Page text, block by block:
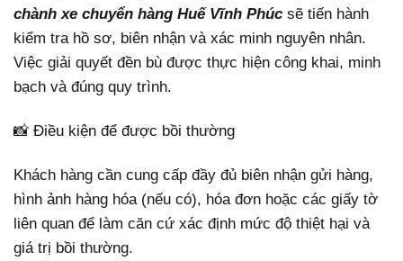
chành xe chuyển hàng Huế Vĩnh Phúc sẽ tiến hành
kiểm tra hồ sơ, biên nhận và xác minh nguyên nhân.
Việc giải quyết đền bù được thực hiện công khai, minh
bạch và đúng quy trình.
📸 Điều kiện để được bồi thường
Khách hàng cần cung cấp đầy đủ biên nhận gửi hàng,
hình ảnh hàng hóa (nếu có), hóa đơn hoặc các giấy tờ
liên quan để làm căn cứ xác định mức độ thiệt hại và
giá trị bồi thường.